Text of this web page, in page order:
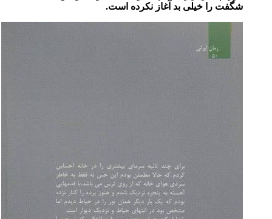
شگفت را خیلی بد آغاز نکرده است.